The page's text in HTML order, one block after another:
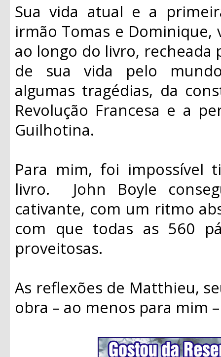
Sua vida atual e a
irmão Tomas e Dominique,
ao longo do livro, recheada
de sua vida pelo
algumas tragédias, da
Revolução Francesa e a
Guilhotina.
Para mim, foi impossível
livro. John Boyle
cativante, com um ritmo
com que todas as 560
proveitosas.
As reflexões de Matthieu,
obra – ao menos para mim